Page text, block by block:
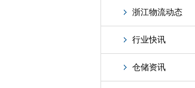
浙江物流动态
行业快讯
仓储资讯